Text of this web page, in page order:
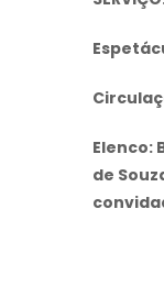
Elenco:
de